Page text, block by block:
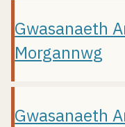
Gwasanaeth
Morgannwg
Gwasanaeth